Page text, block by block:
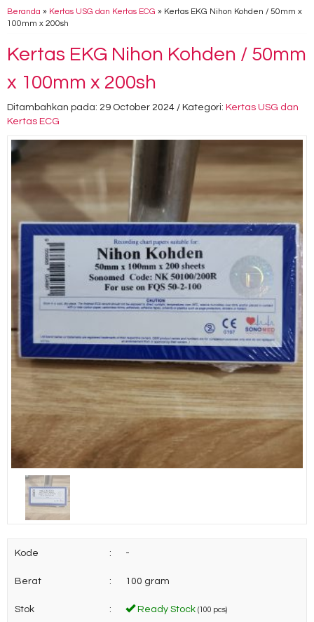
Beranda » Kertas USG dan Kertas ECG » Kertas EKG Nihon Kohden / 50mm x
100mm x 200sh
Kertas EKG Nihon Kohden / 50mm
x 100mm x 200sh
Ditambahkan pada: 29 October 2024 / Kategori: Kertas USG dan
Kertas ECG
Kode : -
Berat : 100 gram
Stok : Ready Stock (100 pcs)